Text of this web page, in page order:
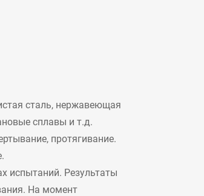
сталь, нержавеющая
сплавы и т.д.
протягивание.
испытаний. Результаты
На момент